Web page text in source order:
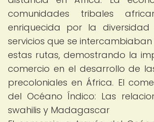
comunidades tribales
enriquecida por la
servicios que se
estas rutas, demostrando la
comercio en el desarrollo de
precoloniales en África. El
del Océano Índico: Las
swahilis y Madagascar